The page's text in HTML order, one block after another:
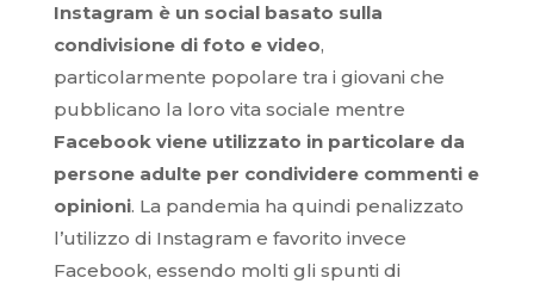
Instagram è un social basato sulla
condivisione di foto e video,
particolarmente popolare tra i giovani che
pubblicano la loro vita sociale mentre
Facebook viene utilizzato in particolare da
persone adulte per condividere commenti e
opinioni. La pandemia ha quindi penalizzato
l’utilizzo di Instagram e favorito invece
Facebook, essendo molti gli spunti di